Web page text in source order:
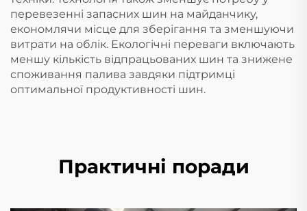
перевезенні запасних шин на майданчику,
економлячи місце для зберігання та зменшуючи
витрати на облік. Екологічні переваги включають
меншу кількість відпрацьованих шин та знижене
споживання палива завдяки підтримці
оптимальної продуктивності шин.
Практичні поради